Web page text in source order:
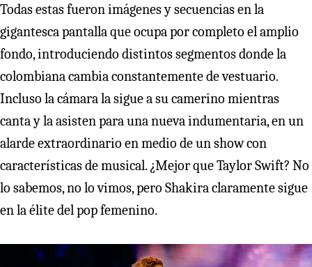
Todas estas fueron imágenes y secuencias en la
gigantesca pantalla que ocupa por completo el amplio
fondo, introduciendo distintos segmentos donde la
colombiana cambia constantemente de vestuario.
Incluso la cámara la sigue a su camerino mientras
canta y la asisten para una nueva indumentaria, en un
alarde extraordinario en medio de un show con
características de musical. ¿Mejor que Taylor Swift? No
lo sabemos, no lo vimos, pero Shakira claramente sigue
en la élite del pop femenino.